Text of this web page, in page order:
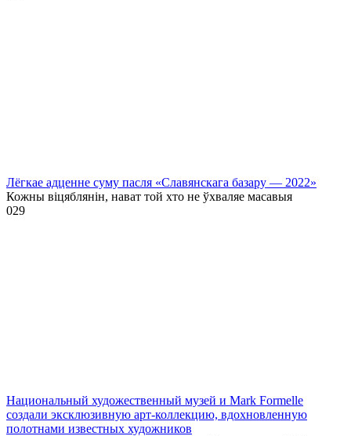
Лёгкае адценне суму пасля «Славянскага базару — 2022»
Кожны віцяблянін, нават той хто не ўхваляе масавыя
029
Национальный художественный музей и Mark Formelle
создали эксклюзивную арт-коллекцию, вдохновленную
полотнами известных художников